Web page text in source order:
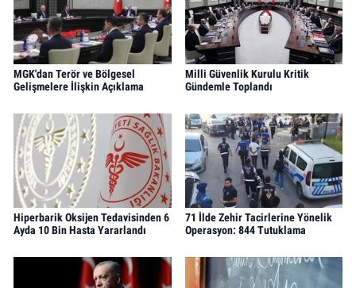
MGK'dan Terör ve Bölgesel
Gelişmelere İlişkin Açıklama
Milli Güvenlik Kurulu Kritik
Gündemle Toplandı
Hiperbarik Oksijen Tedavisinden 6
Ayda 10 Bin Hasta Yararlandı
71 İlde Zehir Tacirlerine Yönelik
Operasyon: 844 Tutuklama